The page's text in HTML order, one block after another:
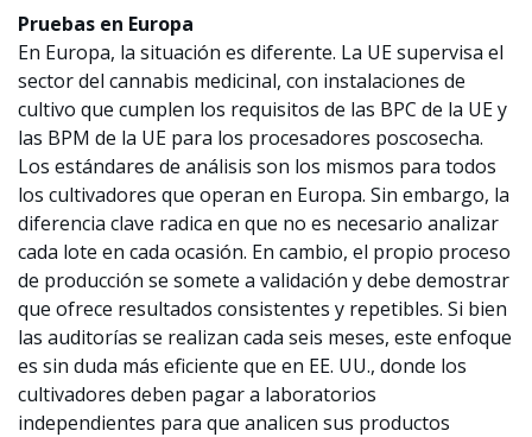
Pruebas en Europa
En Europa, la situación es diferente. La UE supervisa el
sector del cannabis medicinal, con instalaciones de
cultivo que cumplen los requisitos de las BPC de la UE y
las BPM de la UE para los procesadores poscosecha.
Los estándares de análisis son los mismos para todos
los cultivadores que operan en Europa. Sin embargo, la
diferencia clave radica en que no es necesario analizar
cada lote en cada ocasión. En cambio, el propio proceso
de producción se somete a validación y debe demostrar
que ofrece resultados consistentes y repetibles. Si bien
las auditorías se realizan cada seis meses, este enfoque
es sin duda más eficiente que en EE. UU., donde los
cultivadores deben pagar a laboratorios
independientes para que analicen sus productos